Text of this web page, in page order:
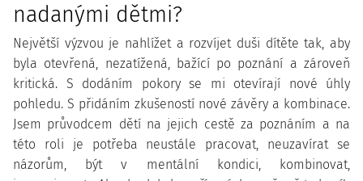
nadanými dětmi?
Největší výzvou je nahlížet a rozvíjet duši dítěte tak, aby
byla otevřená, nezatížená, bažící po poznání a zároveň
kritická. S dodáním pokory se mi otevírají nové úhly
pohledu. S přidáním zkušeností nové závěry a kombinace.
Jsem průvodcem dětí na jejich cestě za poznáním a na
této roli je potřeba neustále pracovat, neuzavírat se
názorům, být v mentální kondici, kombinovat,